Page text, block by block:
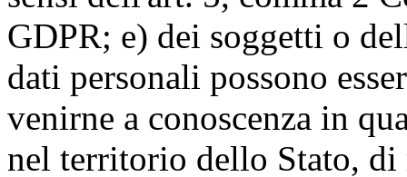
GDPR; e) dei soggetti o
dati personali possono
venirne a conoscenza in
nel territorio dello Stato,